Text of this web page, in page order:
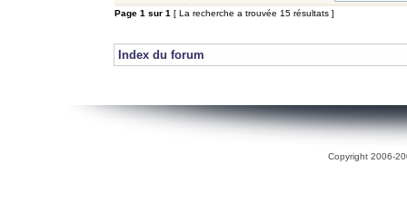
Page 1 sur 1 [ La recherche a trouvée 15 résultats ]
Index du forum
Copyright 2006-